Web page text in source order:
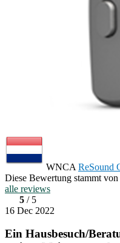
WNCA ReSound
Diese Bewertung stammt
alle reviews
5 / 5
16 Dec 2022
Ein Hausbesuch/